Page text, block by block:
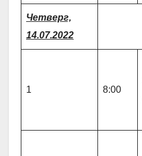
Четверг,
14.07.2022
1 8:00